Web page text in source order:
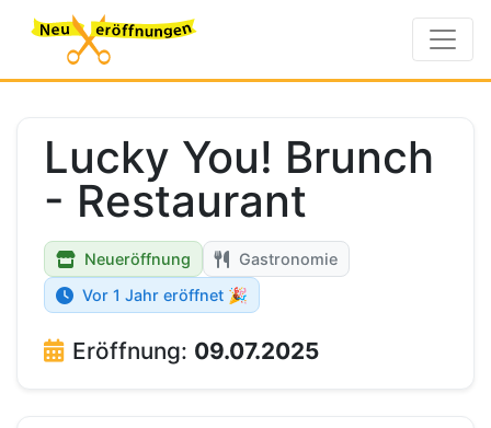
Lucky You! Brunch
- Restaurant
Neueröffnung
Gastronomie
Vor 1 Jahr eröffnet 🎉
Eröffnung: 09.07.2025